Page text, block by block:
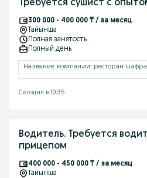
Требуется сушист с
300 000 - 400 000 ₸ / за месяц
Тайынша
Полная занятость
Полный день
Название компании: ресторан
Сегодня в 10:35
Водитель. Требуется
прицепом
400 000 - 450 000 ₸ / за месяц
Тайынша